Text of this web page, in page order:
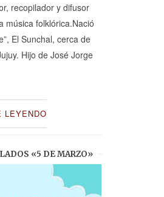
recopilador y difusor
música folklórica.Nació
El Sunchal, cerca de
Hijo de José Jorge
LEYENDO
«5 DE MARZO»